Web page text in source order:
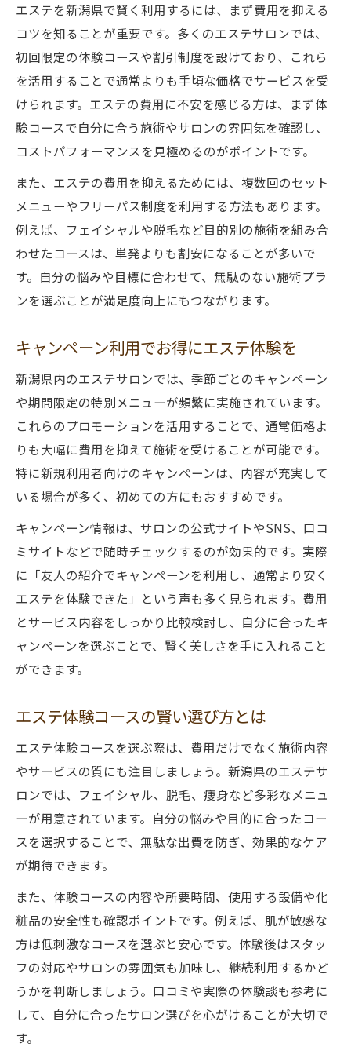
エステを新潟県で賢く利用するには、まず費用を抑える
コツを知ることが重要です。多くのエステサロンでは、
初回限定の体験コースや割引制度を設けており、これら
を活用することで通常よりも手頃な価格でサービスを受
けられます。エステの費用に不安を感じる方は、まず体
験コースで自分に合う施術やサロンの雰囲気を確認し、
コストパフォーマンスを見極めるのがポイントです。
また、エステの費用を抑えるためには、複数回のセット
メニューやフリーパス制度を利用する方法もあります。
例えば、フェイシャルや脱毛など目的別の施術を組み合
わせたコースは、単発よりも割安になることが多いで
す。自分の悩みや目標に合わせて、無駄のない施術プラ
ンを選ぶことが満足度向上にもつながります。
キャンペーン利用でお得にエステ体験を
新潟県内のエステサロンでは、季節ごとのキャンペーン
や期間限定の特別メニューが頻繁に実施されています。
これらのプロモーションを活用することで、通常価格よ
りも大幅に費用を抑えて施術を受けることが可能です。
特に新規利用者向けのキャンペーンは、内容が充実して
いる場合が多く、初めての方にもおすすめです。
キャンペーン情報は、サロンの公式サイトやSNS、口コ
ミサイトなどで随時チェックするのが効果的です。実際
に「友人の紹介でキャンペーンを利用し、通常より安く
エステを体験できた」という声も多く見られます。費用
とサービス内容をしっかり比較検討し、自分に合ったキ
ャンペーンを選ぶことで、賢く美しさを手に入れること
ができます。
エステ体験コースの賢い選び方とは
エステ体験コースを選ぶ際は、費用だけでなく施術内容
やサービスの質にも注目しましょう。新潟県のエステサ
ロンでは、フェイシャル、脱毛、痩身など多彩なメニュ
ーが用意されています。自分の悩みや目的に合ったコー
スを選択することで、無駄な出費を防ぎ、効果的なケア
が期待できます。
また、体験コースの内容や所要時間、使用する設備や化
粧品の安全性も確認ポイントです。例えば、肌が敏感な
方は低刺激なコースを選ぶと安心です。体験後はスタッ
フの対応やサロンの雰囲気も加味し、継続利用するかど
うかを判断しましょう。口コミや実際の体験談も参考に
して、自分に合ったサロン選びを心がけることが大切で
す。